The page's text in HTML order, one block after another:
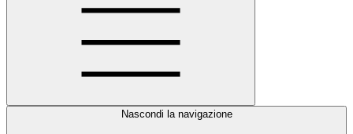
Nascondi la navigazione